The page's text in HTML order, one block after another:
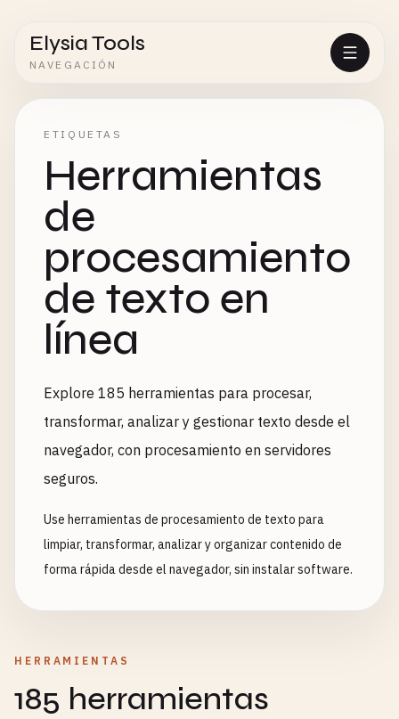
Elysia Tools
NAVEGACIÓN
ETIQUETAS
Herramientas
de
procesamiento
de texto en
línea
Explore 185 herramientas para procesar,
transformar, analizar y gestionar texto desde el
navegador, con procesamiento en servidores
seguros.
Use herramientas de procesamiento de texto para
limpiar, transformar, analizar y organizar contenido de
forma rápida desde el navegador, sin instalar software.
HERRAMIENTAS
185 herramientas